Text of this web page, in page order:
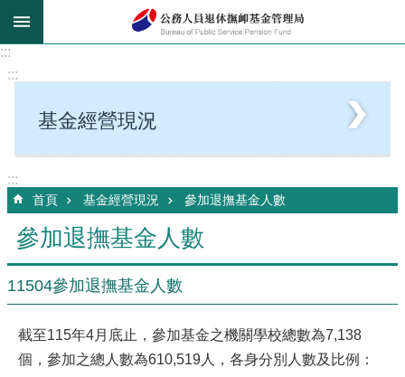
跳到主要內容區塊
:::
:::
基金經營現況
:::
首頁 基金經營現況 參加退撫基金人數
參加退撫基金人數
11504參加退撫基金人數
截至115年4月底止，參加基金之機關學校總數為7,138
個，參加之總人數為610,519人，各身分別人數及比例：